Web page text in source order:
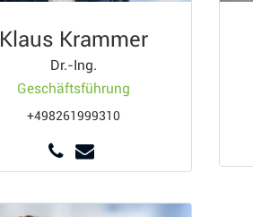
Klaus Krammer
Dr.-Ing.
Geschäftsführung
+498261999310